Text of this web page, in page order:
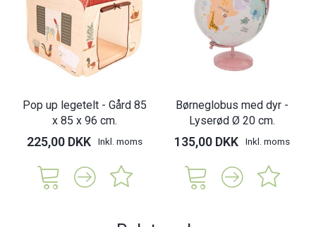
Pop up legetelt - Gård 85
x 85 x 96 cm.
225,00 DKK Inkl. moms
Børneglobus med dyr -
Lyserød Ø 20 cm.
135,00 DKK Inkl. moms